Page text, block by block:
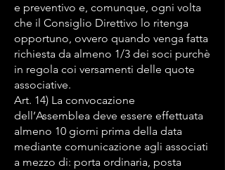
e preventivo e, comunque, ogni volta
che il Consiglio Direttivo lo ritenga
opportuno, ovvero quando venga fatta
richiesta da almeno 1/3 dei soci purchè
in regola coi versamenti delle quote
associative.
Art. 14) La convocazione
dell’Assemblea deve essere effettuata
almeno 10 giorni prima della data
mediante comunicazione agli associati
a mezzo di: porta ordinaria, posta